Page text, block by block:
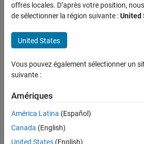
Raspberry Pi Blockset
Custom Device Driver Blocks
ON THIS PAGE
Step 1 of 7 inCreate a Digital Write Block
2
The standard folder structure for a
System object™, a
Create a device driver project folder
codertarget.createDriverProject
offres locales. D’après votre position,
de sélectionner la région suivante :United
United States
Vous pouvez également sélectionner un
suivante :
Amériques
América Latina (Español)
Canada (English)
United States (English)